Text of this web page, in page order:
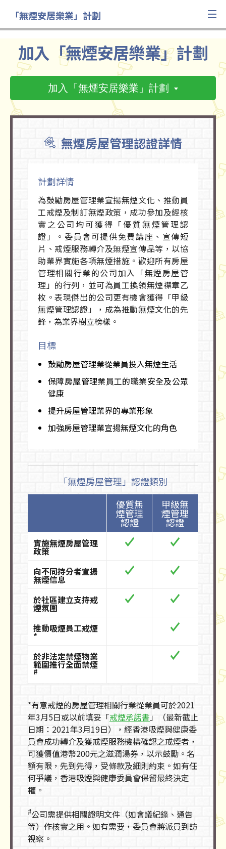
「無煙安居樂業」計劃
加入「無煙安居樂業」計劃
加入「無煙安居樂業」計劃
無煙房屋管理認證詳情
計劃詳情
為鼓勵房屋管理業宣揚無煙文化、推動員
工戒煙及制訂無煙政策，成功參加及經核
實之公司均可獲得「優質無煙管理認
證」。委員會可提供免費講座、宣傳短
片、戒煙服務轉介及無煙宣傳品等，以協
助業界實施各項無煙措施。歡迎所有房屋
管理相關行業的公司加入「無煙房屋管
理」的行列，並可為員工換領無煙襟章乙
枚。表現傑出的公司更有機會獲得「甲級
無煙管理認證」，成為推動無煙文化的先
鋒，為業界樹立榜樣。
目標
鼓勵房屋管理業從業員投入無煙生活
保障房屋管理業員工的職業安全及公眾
健康
提升房屋管理業界的專業形象
加強房屋管理業宣揚無煙文化的角色
「無煙房屋管理」認證類別
優質無
煙管理
認證
甲級無
煙管理
認證
實施無煙房屋管理
政策
向不同持分者宣揚
無煙信息
於社區建立支持戒
煙氛圍
推動吸煙員工戒煙
*
於非法定禁煙物業
範圍推行全面禁煙
#
*有意戒煙的房屋管理相關行業從業員可於2021
年3月5日或以前填妥「戒煙承諾書」（最新截止
日期：2021年3月19日），經香港吸煙與健康委
員會成功轉介及獲戒煙服務機構確認之戒煙者，
可獲價值港幣200元之滋潤湯券，以示鼓勵。名
額有限，先到先得，受條款及細則約束。如有任
何爭議，香港吸煙與健康委員會保留最終決定
權。
#公司需提供相關證明文件（如會議紀錄、通告
等）作核實之用。如有需要，委員會將派員到訪
視察。